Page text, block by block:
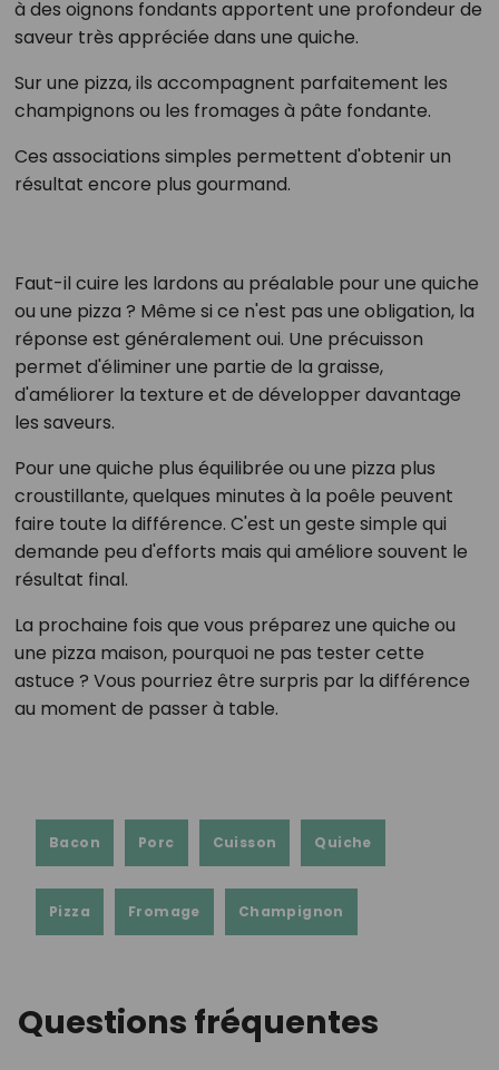
à des oignons fondants apportent une profondeur de
saveur très appréciée dans une quiche.
Sur une pizza, ils accompagnent parfaitement les
champignons ou les fromages à pâte fondante.
Ces associations simples permettent d'obtenir un
résultat encore plus gourmand.
Faut-il cuire les lardons au préalable pour une quiche
ou une pizza ? Même si ce n'est pas une obligation, la
réponse est généralement oui. Une précuisson
permet d'éliminer une partie de la graisse,
d'améliorer la texture et de développer davantage
les saveurs.
Pour une quiche plus équilibrée ou une pizza plus
croustillante, quelques minutes à la poêle peuvent
faire toute la différence. C'est un geste simple qui
demande peu d'efforts mais qui améliore souvent le
résultat final.
La prochaine fois que vous préparez une quiche ou
une pizza maison, pourquoi ne pas tester cette
astuce ? Vous pourriez être surpris par la différence
au moment de passer à table.
Bacon Porc Cuisson Quiche
Pizza Fromage Champignon
Questions fréquentes